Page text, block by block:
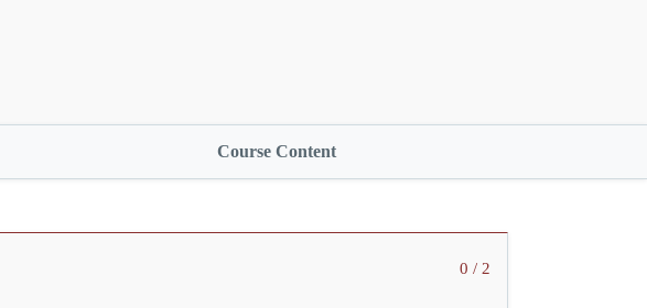
Course Content
0 / 2